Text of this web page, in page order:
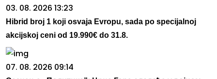
03. 08. 2026 13:23
Hibrid broj 1 koji osvaja Evropu, sada po specijalnoj
akcijskoj ceni od 19.990€ do 31.8.
07. 08. 2026 09:14